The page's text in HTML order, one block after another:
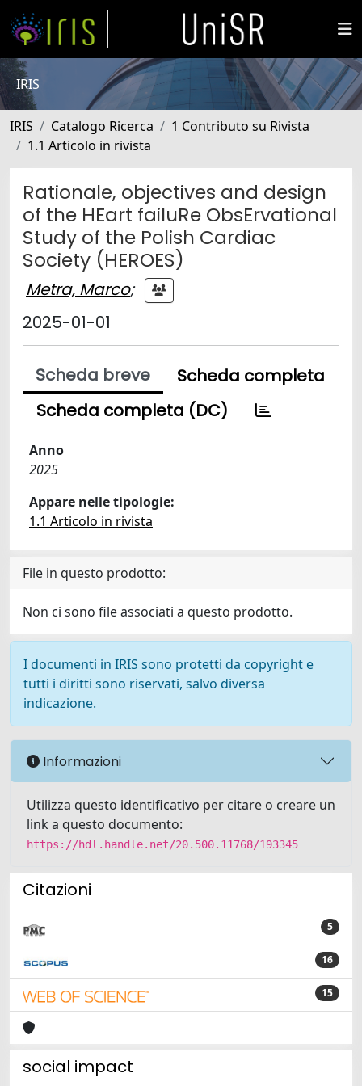
IRIS
IRIS Catalogo Ricerca
1 Contributo su Rivista
1.1 Articolo in rivista
Rationale, objectives and design
of the HEart failuRe ObsErvational
Study of the Polish Cardiac
Society (HEROES)
Metra, Marco;
2025-01-01
Scheda breve
Scheda completa
Scheda completa (DC)
Anno
2025
Appare nelle tipologie:
1.1 Articolo in rivista
File in questo prodotto:
Non ci sono file associati a questo prodotto.
I documenti in IRIS sono protetti da copyright e
tutti i diritti sono riservati, salvo diversa
indicazione.
Informazioni
Utilizza questo identificativo per citare o creare un
link a questo documento:
https://hdl.handle.net/20.500.11768/193345
Citazioni
5
16
15
social impact